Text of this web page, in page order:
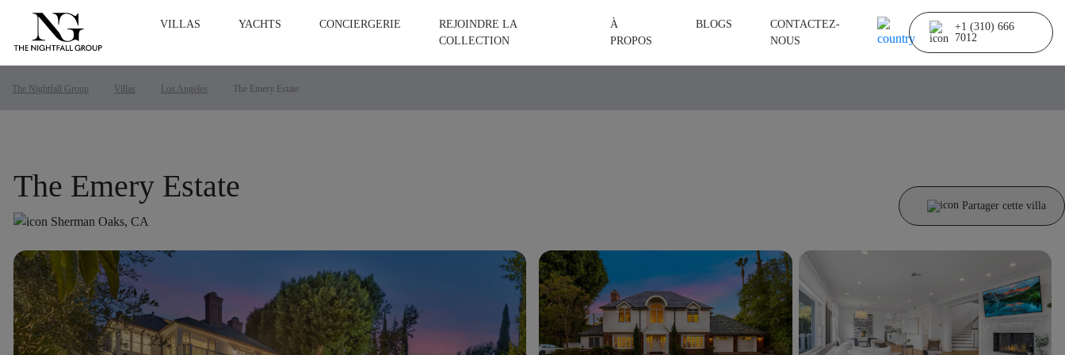
VILLAS YACHTS CONCIERGERIE
REJOINDRE LA
COLLECTION
À
PROPOS
BLOGS
CONTACTEZ-
NOUS
+1 (310) 666
7012
The Nightfall Group Villas Los Angeles The Emery Estate
The Emery Estate
Sherman Oaks, CA
Partager cette villa